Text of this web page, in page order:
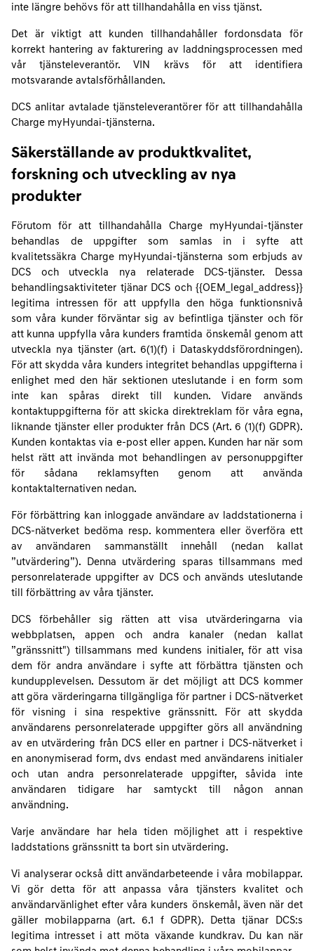
inte längre behövs för att tillhandahålla en viss tjänst.
Det är viktigt att kunden tillhandahåller fordonsdata för
korrekt hantering av fakturering av laddningsprocessen med
vår tjänsteleverantör. VIN krävs för att identifiera
motsvarande avtalsförhållanden.
DCS anlitar avtalade tjänsteleverantörer för att tillhandahålla
Charge myHyundai-tjänsterna.
Säkerställande av produktkvalitet,
forskning och utveckling av nya
produkter
Förutom för att tillhandahålla Charge myHyundai-tjänster
behandlas de uppgifter som samlas in i syfte att
kvalitetssäkra Charge myHyundai-tjänsterna som erbjuds av
DCS och utveckla nya relaterade DCS-tjänster. Dessa
behandlingsaktiviteter tjänar DCS och {{OEM_legal_address}}
legitima intressen för att uppfylla den höga funktionsnivå
som våra kunder förväntar sig av befintliga tjänster och för
att kunna uppfylla våra kunders framtida önskemål genom att
utveckla nya tjänster (art. 6(1)(f) i Dataskyddsförordningen).
För att skydda våra kunders integritet behandlas uppgifterna i
enlighet med den här sektionen uteslutande i en form som
inte kan spåras direkt till kunden. Vidare används
kontaktuppgifterna för att skicka direktreklam för våra egna,
liknande tjänster eller produkter från DCS (Art. 6 (1)(f) GDPR).
Kunden kontaktas via e-post eller appen. Kunden har när som
helst rätt att invända mot behandlingen av personuppgifter
för sådana reklamsyften genom att använda
kontaktalternativen nedan.
För förbättring kan inloggade användare av laddstationerna i
DCS-nätverket bedöma resp. kommentera eller överföra ett
av användaren sammanställt innehåll (nedan kallat
”utvärdering”). Denna utvärdering sparas tillsammans med
personrelaterade uppgifter av DCS och används uteslutande
till förbättring av våra tjänster.
DCS förbehåller sig rätten att visa utvärderingarna via
webbplatsen, appen och andra kanaler (nedan kallat
”gränssnitt") tillsammans med kundens initialer, för att visa
dem för andra användare i syfte att förbättra tjänsten och
kundupplevelsen. Dessutom är det möjligt att DCS kommer
att göra värderingarna tillgängliga för partner i DCS-nätverket
för visning i sina respektive gränssnitt. För att skydda
användarens personrelaterade uppgifter görs all användning
av en utvärdering från DCS eller en partner i DCS-nätverket i
en anonymiserad form, dvs endast med användarens initialer
och utan andra personrelaterade uppgifter, såvida inte
användaren tidigare har samtyckt till någon annan
användning.
Varje användare har hela tiden möjlighet att i respektive
laddstations gränssnitt ta bort sin utvärdering.
Vi analyserar också ditt användarbeteende i våra mobilappar.
Vi gör detta för att anpassa våra tjänsters kvalitet och
användarvänlighet efter våra kunders önskemål, även när det
gäller mobilapparna (art. 6.1 f GDPR). Detta tjänar DCS:s
legitima intresset i att möta växande kundkrav. Du kan när